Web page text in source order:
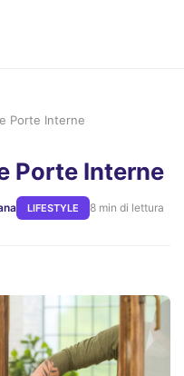
Porte Interne
Porte Interne
LIFESTYLE 8 min di lettura